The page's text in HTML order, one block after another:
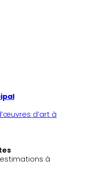
d’art à
à